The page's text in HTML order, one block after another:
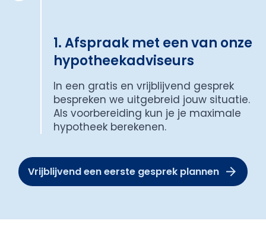
1. Afspraak met een van onze
hypotheekadviseurs
In een gratis en vrijblijvend gesprek
bespreken we uitgebreid jouw situatie.
Als voorbereiding kun je je maximale
hypotheek berekenen.
Vrijblijvend een eerste gesprek plannen